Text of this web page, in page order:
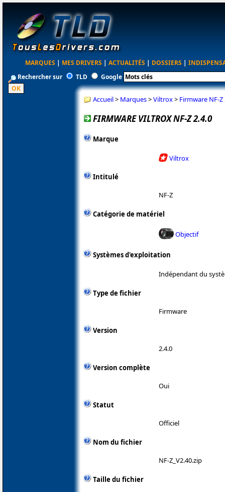
MARQUES | MES DRIVERS | ACTUALITÉS | DOSSIERS |
Rechercher sur
TLD Google
Accueil> Marques>Viltrox> Firmware NF-Z
FIRMWARE VILTROX NF-Z 2.4.0
Marque
Viltrox
Intitulé
NF-Z
Catégorie de matériel
Objectif
Systèmes d'exploitation
Indépendant du
Type de fichier
Firmware
Version
2.4.0
Version complète
Oui
Statut
Officiel
Nom du fichier
NF-Z_V2.40.zip
Taille du fichier